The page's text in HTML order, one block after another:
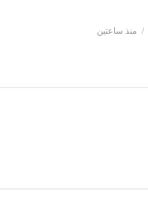
منذ ساعتين